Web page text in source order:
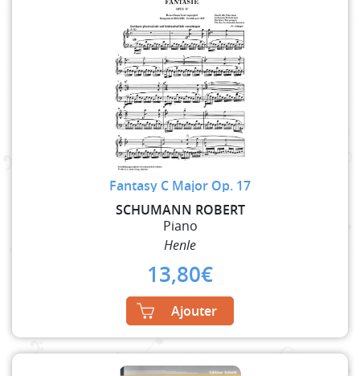
Fantasy C Major Op. 17
SCHUMANN ROBERT
Piano
Henle
13,80€
Ajouter